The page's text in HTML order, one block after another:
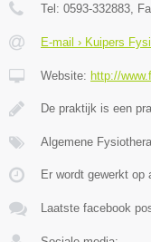
Tel: 0593-332883,
E-mail › Kuipers
Website: http://
De praktijk is een
Algemene
Er wordt gewerkt op
Laatste facebook